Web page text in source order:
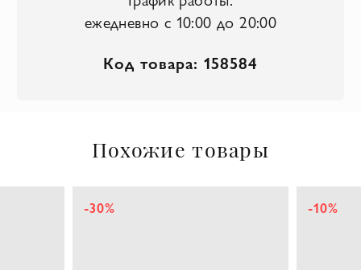
ежедневно с 10:00 до 20:00
Код товара: 158584
Похожие товары